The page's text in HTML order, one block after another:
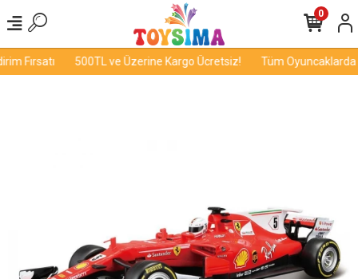
Fırsatı 500TL ve Üzerine Kargo Ücretsiz! Tüm Oyuncaklarda
0